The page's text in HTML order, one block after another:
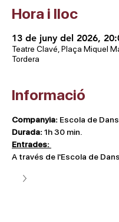
Hora i lloc
13 de juny del 2026,
Teatre Clavé, Plaça Miquel
Tordera
Informació
Companyia: Escola de
Durada: 1h 30 min.
Entrades:
A través de l'Escola de